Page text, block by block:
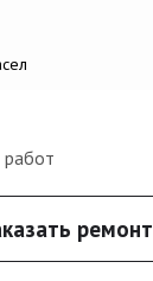
работ
ремонт